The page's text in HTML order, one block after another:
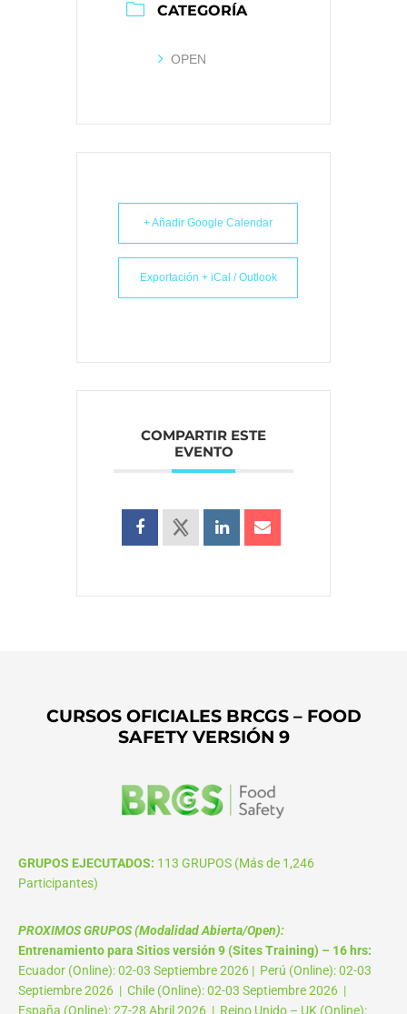
CATEGORÍA
OPEN
+ Añadir Google Calendar
Exportación + iCal / Outlook
COMPARTIR ESTE
EVENTO
CURSOS OFICIALES BRCGS – FOOD
SAFETY VERSIÓN 9
GRUPOS EJECUTADOS: 113 GRUPOS (Más de 1,246
Participantes)
PROXIMOS GRUPOS (Modalidad Abierta/Open):
Entrenamiento para Sitios versión 9 (Sites Training) – 16 hrs:
Ecuador (Online): 02-03 Septiembre 2026 | Perú (Online): 02-03
Septiembre 2026 | Chile (Online): 02-03 Septiembre 2026 |
España (Online): 27-28 Abril 2026 | Reino Unido – UK (Online):